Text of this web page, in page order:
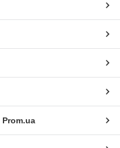
Prom.ua